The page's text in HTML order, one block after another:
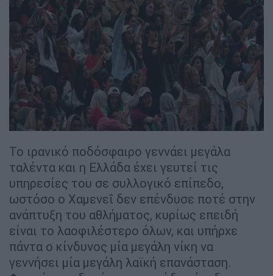
Το ιρανικό ποδόσφαιρο γεννάει μεγάλα
ταλέντα και η Ελλάδα έχει γευτεί τις
υπηρεσίες του σε συλλογικό επίπεδο,
ωστόσο ο Χαμενεΐ δεν επένδυσε ποτέ στην
ανάπτυξη του αθλήματος, κυρίως επειδή
είναι το λαοφιλέστερο όλων, και υπήρχε
πάντα ο κίνδυνος μία μεγάλη νίκη να
γεννήσει μία μεγάλη λαϊκή επανάσταση.